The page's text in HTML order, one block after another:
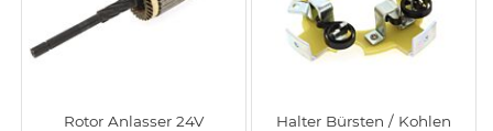
Rotor Anlasser 24V
Halter Bürsten / Kohlen